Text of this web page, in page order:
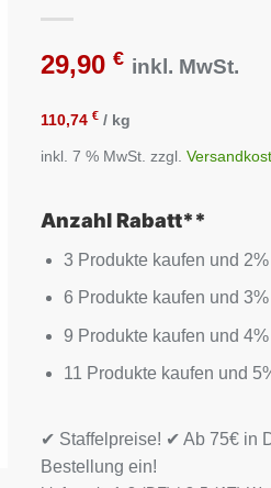
29,90€ inkl. MwSt.
110,74€ / kg
inkl. 7 % MwSt. zzgl.
Anzahl Rabatt**
3 Produkte kaufen und
6 Produkte kaufen und
9 Produkte kaufen und
11 Produkte kaufen und
✔ Staffelpreise! ✔ Ab 75€ in
Bestellung ein!